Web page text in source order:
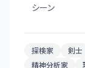
シーン
探検家 剣士
精神分析家